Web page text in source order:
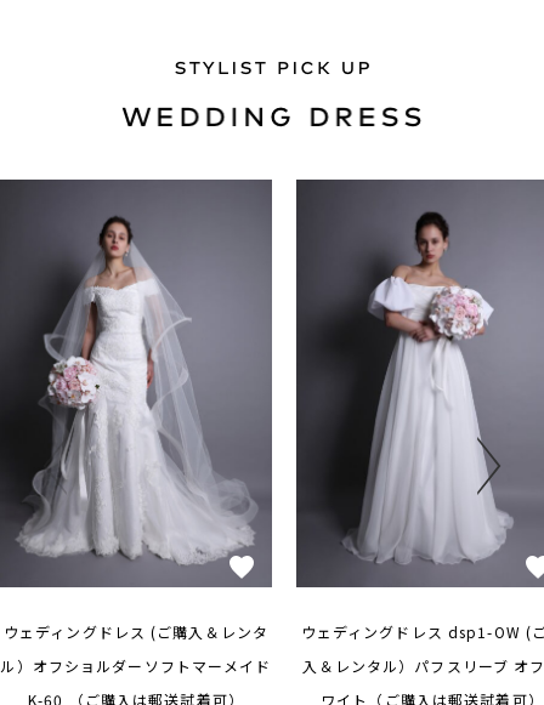
ウェディングドレス (ご購入＆レンタ
ル）オフショルダーソフトマーメイド
K-60 （ご購入は郵送試着可）
ウェディングドレス dsp1-OW (
入＆レンタル）パフスリーブ オ
ワイト（ご購入は郵送試着可）